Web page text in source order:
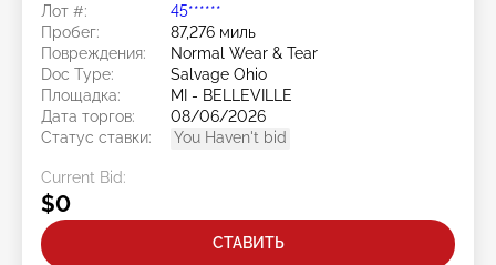
Лот #:
45******
Пробег:
87,276 миль
Повреждения:
Normal Wear & Tear
Doc Type:
Salvage Ohio
Площадка:
MI - BELLEVILLE
Дата торгов:
08/06/2026
Статус ставки:
You Haven't bid
Current Bid:
$0
СТАВИТЬ